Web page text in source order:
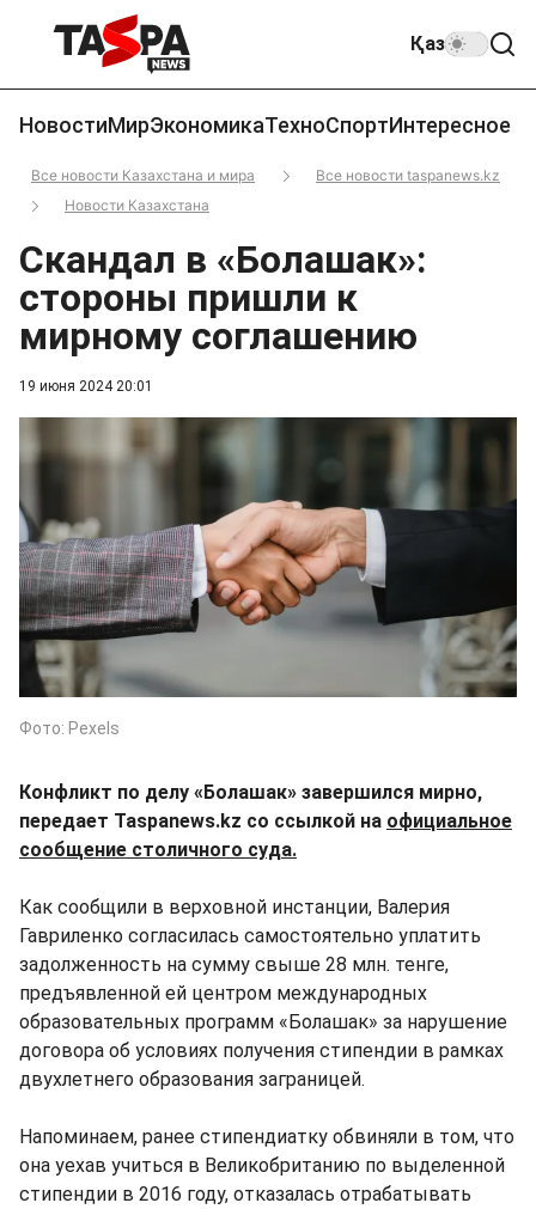
Қаз
НовостиМирЭкономикаТехноСпортИнтересное
Все новости Казахстана и мира
Все новости taspanews.kz
Новости Казахстана
19 июня 2024 20:01
Скандал в «Болашак»:
стороны пришли к
мирному соглашению
Фото: Pexels
Конфликт по делу «Болашак» завершился мирно,
передает Taspanews.kz со ссылкой на официальное
сообщение столичного суда.
Как сообщили в верховной инстанции, Валерия
Гавриленко согласилась самостоятельно уплатить
задолженность на сумму свыше 28 млн. тенге,
предъявленной ей центром международных
образовательных программ «Болашак» за нарушение
договора об условиях получения стипендии в рамках
двухлетнего образования заграницей.
Напоминаем, ранее стипендиатку обвиняли в том, что
она уехав учиться в Великобританию по выделенной
стипендии в 2016 году, отказалась отрабатывать